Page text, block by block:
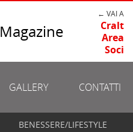
Magazine
← VAI A
Cralt
Area
Soci
GALLERY CONTATTI
BENESSERE/LIFESTYLE